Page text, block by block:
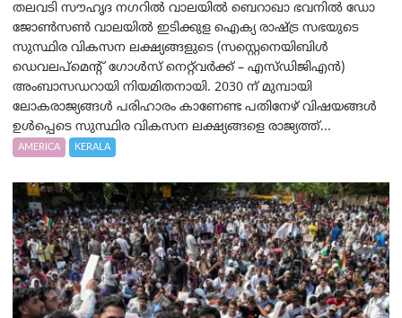
തലവടി സൗഹൃദ നഗറിൽ വാലയിൽ ബെറാഖാ ഭവനിൽ ഡോ
ജോൺസൺ വാലയിൽ ഇടിക്കുള ഐക്യ രാഷ്ട്ര സഭയുടെ
സുസ്ഥിര വികസന ലക്ഷ്യങ്ങളുടെ (സസ്റ്റെനെയിബിൾ
ഡെവലപ്‌മെന്റ് ഗോൾസ് നെറ്റ്‌വർക്ക് – എസ്ഡിജിഎൻ)
അംബാസഡറായി നിയമിതനായി. 2030 ന് മുമ്പായി
ലോകരാജ്യങ്ങൾ പരിഹാരം കാണേണ്ട പതിനേഴ് വിഷയങ്ങൾ
ഉൾപ്പെടെ സുസ്ഥിര വികസന ലക്ഷ്യങ്ങളെ രാജ്യത്ത്...
AMERICA KERALA